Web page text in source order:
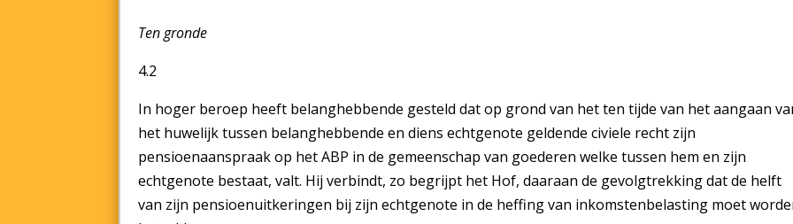
Ten gronde
4.2
In hoger beroep heeft belanghebbende gesteld dat op grond van het ten tijde van het aangaan
het huwelijk tussen belanghebbende en diens echtgenote geldende civiele recht zijn
pensioenaanspraak op het ABP in de gemeenschap van goederen welke tussen hem en zijn
echtgenote bestaat, valt. Hij verbindt, zo begrijpt het Hof, daaraan de gevolgtrekking dat de helft
van zijn pensioenuitkeringen bij zijn echtgenote in de heffing van inkomstenbelasting moet